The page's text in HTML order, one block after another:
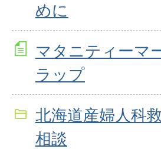
めに
マタニティーマ
ラップ
北海道産婦人科
相談